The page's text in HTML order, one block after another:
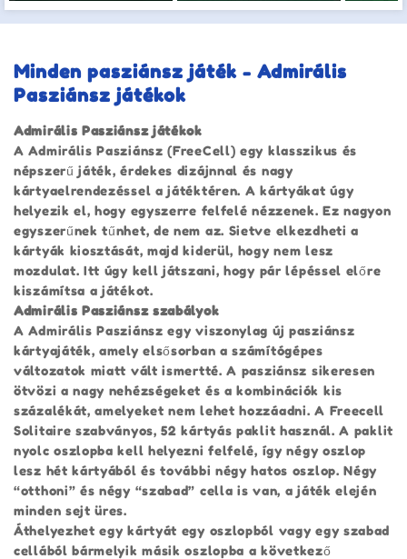
Minden pasziánsz játék - Admirális
Pasziánsz játékok
Admirális Pasziánsz játékok
A Admirális Pasziánsz (FreeCell) egy klasszikus és
népszerű játék, érdekes dizájnnal és nagy
kártyaelrendezéssel a játéktéren. A kártyákat úgy
helyezik el, hogy egyszerre felfelé nézzenek. Ez nagyon
egyszerűnek tűnhet, de nem az. Sietve elkezdheti a
kártyák kiosztását, majd kiderül, hogy nem lesz
mozdulat. Itt úgy kell játszani, hogy pár lépéssel előre
kiszámítsa a játékot.
Admirális Pasziánsz szabályok
A Admirális Pasziánsz egy viszonylag új pasziánsz
kártyajáték, amely elsősorban a számítógépes
változatok miatt vált ismertté. A pasziánsz sikeresen
ötvözi a nagy nehézségeket és a kombinációk kis
százalékát, amelyeket nem lehet hozzáadni. A Freecell
Solitaire szabványos, 52 kártyás paklit használ. A paklit
nyolc oszlopba kell helyezni felfelé, így négy oszlop
lesz hét kártyából és további négy hatos oszlop. Négy
“otthoni” és négy “szabad” cella is van, a játék elején
minden sejt üres.
Áthelyezhet egy kártyát egy oszlopból vagy egy szabad
cellából bármelyik másik oszlopba a következő